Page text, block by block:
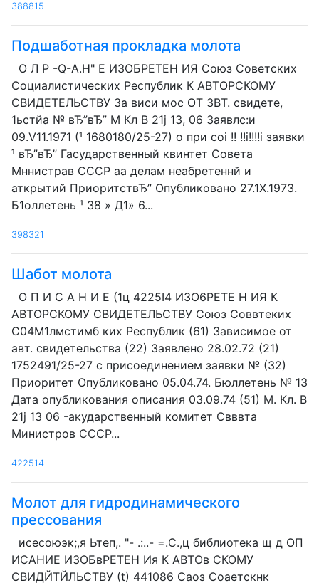
388815
Подшаботная прокладка молота
О Л P -Q-А.Н" Е ИЗОБРЕТЕН ИЯ Союз Советских
Социалистических Республик К АВТОРСКОМУ
СВИДЕТЕЛЬСТВУ За виси мос OT 3BT. свидете,
1ьстйа № вЂ”вЂ” М Кл В 21j 13, 06 Заявлс:и
09.V11.1971 (¹ 1680180/25-27) о при сoi !! !!i!!!!i заявки
¹ вЂ”вЂ” Гасударственный квинтет Совета
Мннистрав СССР аа делам неабретеннй и
аткрытий ПриоритствЂ” Опубликовано 27.1Х.1973.
Б1оллетень ¹ 38 » Д1» 6...
398321
Шабот молота
О П И С А Н И Е (1ц 4225I4 ИЗО6РЕТЕ Н ИЯ К
АВТОРСКОМУ СВИДЕТЕЛЬСТВУ Союз Соввтеких
С04М1лмстимб ких Республик (61) Зависимое от
авт. свидетельства (22) Заявлено 28.02.72 (21)
1752491/25-27 с присоединением заявки № (32)
Приоритет Опубликовано 05.04.74. Бюллетень № 13
Дата опубликования описания 03.09.74 (51) М. Кл. В
21j 13 06 -акударственный комитет Свввта
Министров СССР...
422514
Молот для гидродинамического
прессования
исесоюэк;,я Ьтеп,. "- .:..- =.С.,ц библиотека щ д ОП
ИСАНИЕ ИЗОБвРЕТЕН Ия К АВТОв СКОМУ
СВИДЙТЙЛЬСТВУ (t) 441086 Саоз Соаетскнк